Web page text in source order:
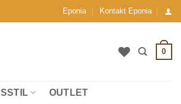
Eponia Kontakt Eponia
0
OUTLET